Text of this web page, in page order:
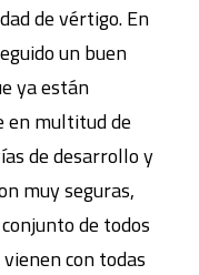
de vértigo. En
un buen
ya están
en multitud de
de desarrollo y
muy seguras,
de todos
con todas